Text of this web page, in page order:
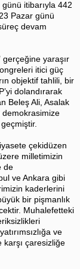
itibarıyla 442
Pazar günü
devam
gerçeğine yaraşır
itici güç
objektif tahlili, bir
dolandırarak
Beleş Ali, Asalak
demokrasimize
çekidüzen
milletimizin
de
ve Ankara gibi
kaderlerini
bir pişmanlık
Muhalefetteki
ve
çaresizliğe